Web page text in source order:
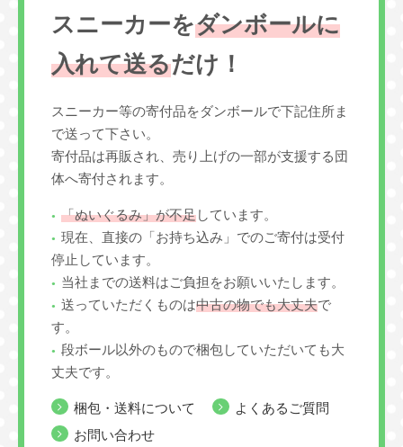
スニーカーをダンボールに
入れて送るだけ！
スニーカー等の寄付品をダンボールで下記住所ま
で送って下さい。
寄付品は再販され、売り上げの一部が支援する団
体へ寄付されます。
「ぬいぐるみ」が不足しています。
現在、直接の「お持ち込み」でのご寄付は受付
停止しています。
当社までの送料はご負担をお願いいたします。
送っていただくものは中古の物でも大丈夫で
す。
段ボール以外のもので梱包していただいても大
丈夫です。
梱包・送料について
よくあるご質問
お問い合わせ